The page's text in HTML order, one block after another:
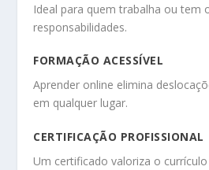
Ideal para quem trabalha ou tem
responsabilidades.
FORMAÇÃO ACESSÍVEL
Aprender online elimina
em qualquer lugar.
CERTIFICAÇÃO PROFISSIONAL
Um certificado valoriza o